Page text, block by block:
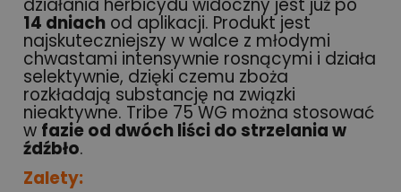
działania herbicydu widoczny jest już po
14 dniach od aplikacji. Produkt jest
najskuteczniejszy w walce z młodymi
chwastami intensywnie rosnącymi i działa
selektywnie, dzięki czemu zboża
rozkładają substancję na związki
nieaktywne. Tribe 75 WG można stosować
w fazie od dwóch liści do strzelania w
źdźbło.
Zalety: